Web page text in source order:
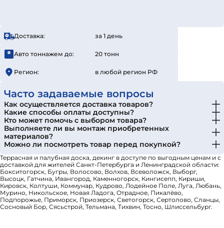
Доставка: за 1 день
Авто тоннажем до: 20 тонн
Регион: в любой регион РФ
Часто задаваемые вопросы
Как осуществляется доставка товаров?
Какие способы оплаты доступны?
Кто может помочь с выбором товара?
Выполняете ли вы монтаж приобретенных
материалов?
Можно ли посмотреть товар перед покупкой?
Террасная и палубная доска, декинг в доступе по выгодным ценам и с
доставкой для жителей Санкт-Петербурга и Ленинградской области:
Бокситогорск, Бугры, Волосово, Волхов, Всеволожск, Выборг,
Высоцк, Гатчина, Ивангород, Каменногорск, Кингисепп, Кириши,
Кировск, Колтуши, Коммунар, Кудрово, Лодейное Поле, Луга, Любань,
Мурино, Никольское, Новая Ладога, Отрадное, Пикалёво,
Подпорожье, Приморск, Приозерск, Светогорск, Сертолово, Сланцы,
Сосновый Бор, Сясьстрой, Тельмана, Тихвин, Тосно, Шлиссельбург.